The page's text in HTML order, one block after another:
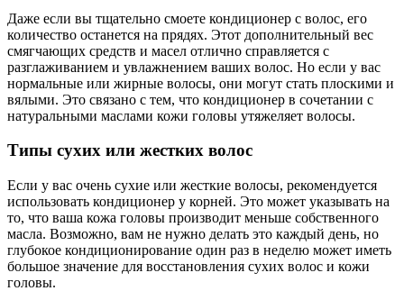
Даже если вы тщательно смоете кондиционер с волос, его
количество останется на прядях. Этот дополнительный вес
смягчающих средств и масел отлично справляется с
разглаживанием и увлажнением ваших волос. Но если у вас
нормальные или жирные волосы, они могут стать плоскими и
вялыми. Это связано с тем, что кондиционер в сочетании с
натуральными маслами кожи головы утяжеляет волосы.
Типы сухих или жестких волос
Если у вас очень сухие или жесткие волосы, рекомендуется
использовать кондиционер у корней. Это может указывать на
то, что ваша кожа головы производит меньше собственного
масла. Возможно, вам не нужно делать это каждый день, но
глубокое кондиционирование один раз в неделю может иметь
большое значение для восстановления сухих волос и кожи
головы.